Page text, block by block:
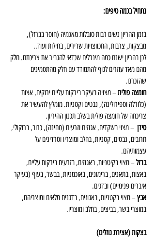
נתחיל בכמה טיפים:
בזמן ההריון נשים רבות סובלות מאנמיה (חוסר בברזל),
מבצקות, צרבות, התכווצויות שרירים, בחילות ועוד..
לכן בהריון ישנם כמה מינרלים שכדאי להגביר את צריכתם. חלק
מהם מאד עוזרים לגוף להתמודד עם חלק מהתסמינים
שהזכרנו.
חומצה פולית – מצויה בעיקר בירקות עליים ירוקים, אצות
(כלורלה וספירולינה), נבטים וקטניות. מומלץ להעשיר את
צריכתה של חומצה פולית בשלב תכנון ההיריון.
סידן
  – מצוי בשקדים, אגוזים וזרעים (טחינה), כרוב, ברוקולי,
חרובים, נבטים, קטניות, בחלב ומוצריו וסרדינים על
עצמותיהם.
ברזל – מצוי בקיטניות, באגוזים, בזרעים בירקות עליים,
באצות, בתאנים, ברימונים, באוכמניות, בבשר, בעוף (בעיקר
איברים פנימיים) ובדגים.
אבץ – מצוי בקטניות, באגוזים, בדגנים מלאים ומוצריהם,
במוצרי בשר, בביצים, בחלב ומוצריו.
בצקות (אצירת נוזלים)